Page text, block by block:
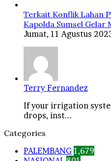
Terkait Konflik Lahan
Kapolda Sumsel Gelar
Jumat, 11 Agustus
Terry Fernandez
If your irrigation
drops, inst...
Categories
PALEMBANG 1,679